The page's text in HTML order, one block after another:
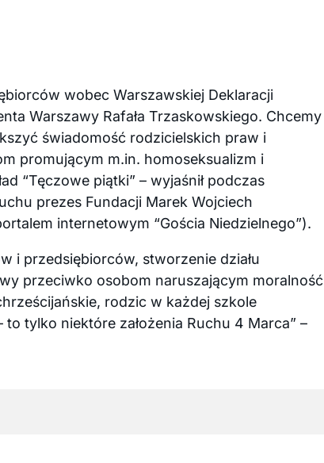
wobec Warszawskiej Deklaracji
Warszawy Rafała Trzaskowskiego. Chcemy
świadomość rodzicielskich praw i
promującym m.in. homoseksualizm i
“Tęczowe piątki” – wyjaśnił podczas
prezes Fundacji Marek Wojciech
internetowym “Gościa Niedzielnego”).
i przedsiębiorców, stworzenie działu
przeciwko osobom naruszającym moralność
rodzic w każdej szkole
to tylko niektóre założenia Ruchu 4 Marca” –